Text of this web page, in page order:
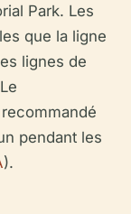
Park. Les
que la ligne
lignes de
pendant les
).